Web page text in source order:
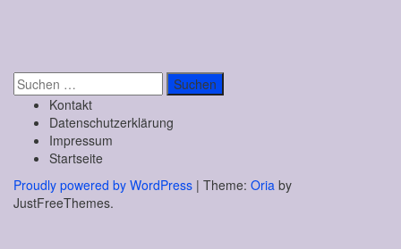
Suchen
nach: Kontakt
Datenschutzerklärung
Impressum
Startseite
Proudly powered by WordPress | Theme: Oria by
JustFreeThemes.